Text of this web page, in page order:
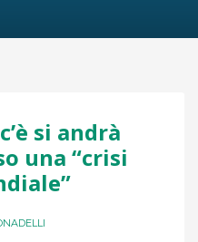
si andrà
una “crisi